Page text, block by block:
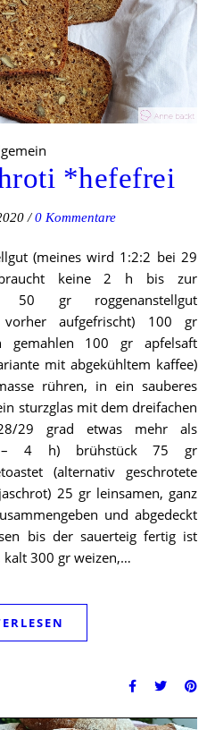
*hefefrei
/ 0 Kommentare
keine 2 h bis zur
50 gr roggenanstellgut
aufgefrischt) 100 gr
gemahlen 100 gr apfelsaft
mit abgekühltem kaffee)
rühren, in ein sauberes
sturzglas mit dem dreifachen
29 grad etwas mehr als
– 4 h) brühstück 75 gr
(alternativ geschrotete
25 gr leinsamen, ganz
und abgedeckt
bis der sauerteig fertig ist
kalt 300 gr weizen,…